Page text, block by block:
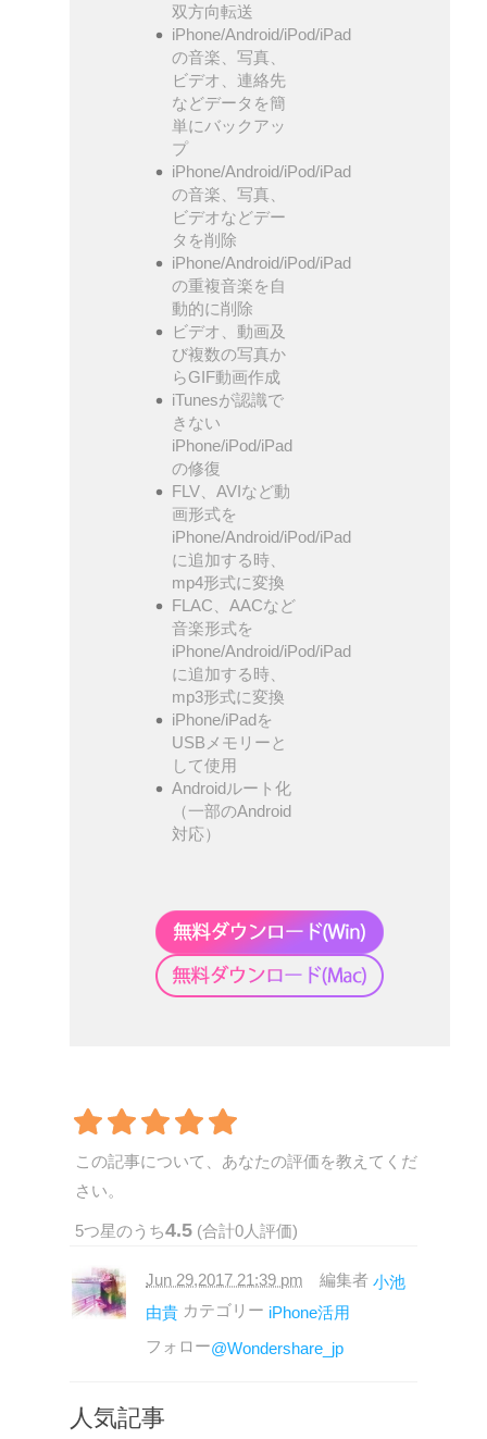
双方向転送
iPhone/Android/iPod/iPad
の音楽、写真、
ビデオ、連絡先
などデータを簡
単にバックアッ
プ
iPhone/Android/iPod/iPad
の音楽、写真、
ビデオなどデー
タを削除
iPhone/Android/iPod/iPad
の重複音楽を自
動的に削除
ビデオ、動画及
び複数の写真か
らGIF動画作成
iTunesが認識で
きない
iPhone/iPod/iPad
の修復
FLV、AVIなど動
画形式を
iPhone/Android/iPod/iPad
に追加する時、
mp4形式に変換
FLAC、AACなど
音楽形式を
iPhone/Android/iPod/iPad
に追加する時、
mp3形式に変換
iPhone/iPadを
USBメモリーと
して使用
Androidルート化
（一部のAndroid
対応）
この記事について、あなたの評価を教えてくだ
さい。
5つ星のうち4.5 (合計0 人評価)
Jun 29,2017 21:39 pm 編集者 小池
由貴 カテゴリー iPhone活用
フォロー@Wondershare_jp
人気記事